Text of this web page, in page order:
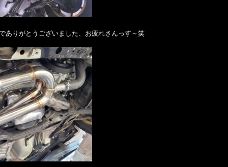
ありがとうございました、お疲れさんっす～笑